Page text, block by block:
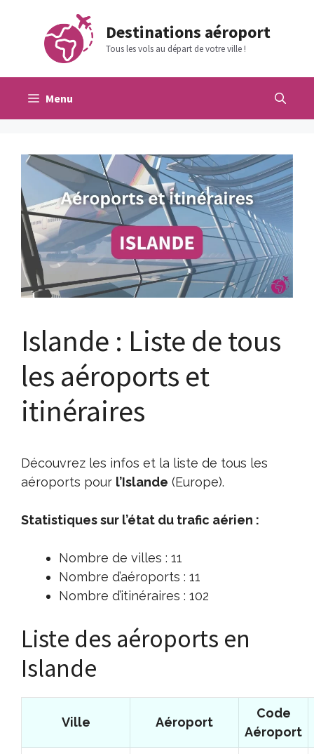
contenu
Destinations aéroport
Tous les vols au départ de votre ville !
Menu
Islande : Liste de tous
les aéroports et
itinéraires
Découvrez les infos et la liste de tous les
aéroports pour l’Islande (Europe).
Statistiques sur l’état du trafic aérien :
Nombre de villes : 11
Nombre d’aéroports : 11
Nombre d’itinéraires : 102
Liste des aéroports en
Islande
Ville Aéroport
Code
Aéroport